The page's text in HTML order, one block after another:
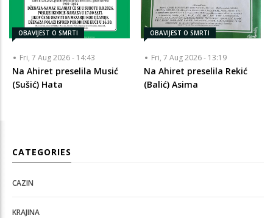
OBAVIJEST O SMRTI
Fri, 7 Aug 2026 - 14:43
Na Ahiret preselila Musić
(Sušić) Hata
OBAVIJEST O SMRTI
Fri, 7 Aug 2026 - 13:19
Na Ahiret preselila Rekić
(Balić) Asima
CATEGORIES
CAZIN
KRAJINA